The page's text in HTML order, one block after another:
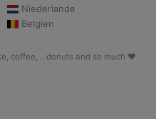
Niederlande
Belgien
coffee, .. donuts and so much ♥